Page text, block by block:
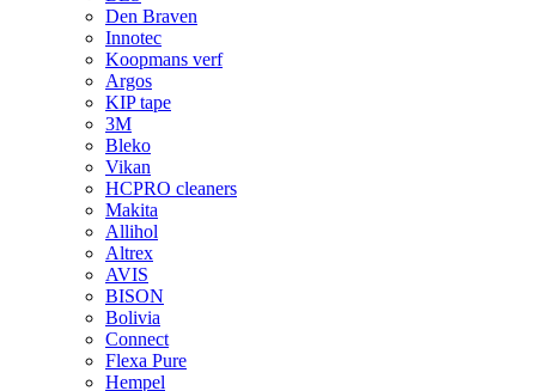
Den Braven
Innotec
Koopmans verf
Argos
KIP tape
3M
Bleko
Vikan
HCPRO cleaners
Makita
Allihol
Altrex
AVIS
BISON
Bolivia
Connect
Flexa Pure
Hempel